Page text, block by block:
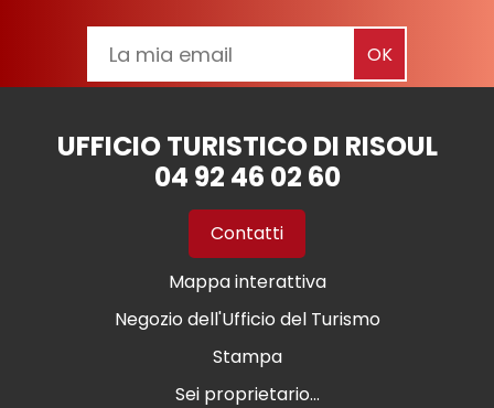
UFFICIO TURISTICO DI RISOUL
04 92 46 02 60
Contatti
Mappa interattiva
Negozio dell'Ufficio del Turismo
Stampa
Sei proprietario...